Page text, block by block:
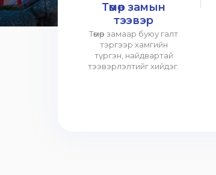
Төмөр замын
тээвэр
Төмөр замаар буюу галт
тэргээр хамгийн
түргэн, найдвартай
тээвэрлэлтийг хийдэг.